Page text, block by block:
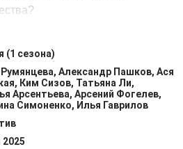
интерес к расследованию у
подозревает конкурента
Алексея Фадеева. Но чем
тем больше погружается в мир
и его окружения.
(1 сезона)
Александр Пашков, Ася
Ким Сизов, Татьяна Ли,
Арсентьева, Арсений Фогелев,
Симоненко, Илья Гаврилов
2025